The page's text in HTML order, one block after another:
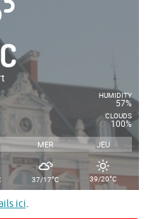
C
HUMIDITY
57%
CLOUDS
100%
MER JEU
37/17°C 39/20°C
ici.